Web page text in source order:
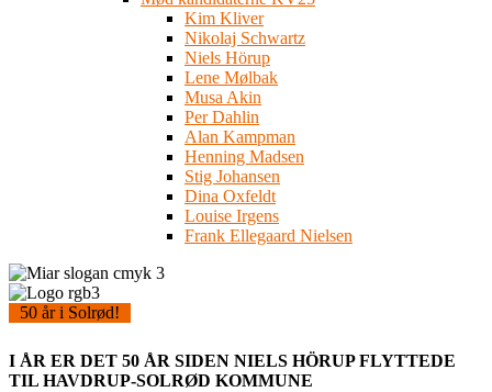
Kim Kliver
Nikolaj Schwartz
Niels Hörup
Lene Mølbak
Musa Akin
Per Dahlin
Alan Kampman
Henning Madsen
Stig Johansen
Dina Oxfeldt
Louise Irgens
Frank Ellegaard Nielsen
50 år i Solrød!
I ÅR ER DET 50 ÅR SIDEN NIELS HÖRUP FLYTTEDE
TIL HAVDRUP-SOLRØD KOMMUNE